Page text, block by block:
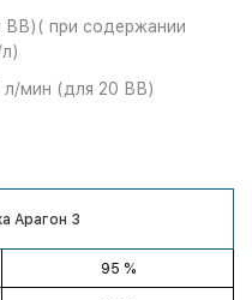
ВВ)( при содержании
л/мин (для 20 ВВ)
Арагон 3
95 %